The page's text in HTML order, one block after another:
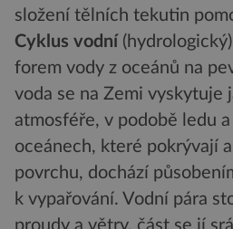
složení tělních tekutin
Cyklus vodní
forem vody z oceánů na
voda se na Zemi vyskytuje
atmosféře, v podobě ledu
oceánech, které pokrývají
povrchu, dochází
k vypařování. Vodní pára